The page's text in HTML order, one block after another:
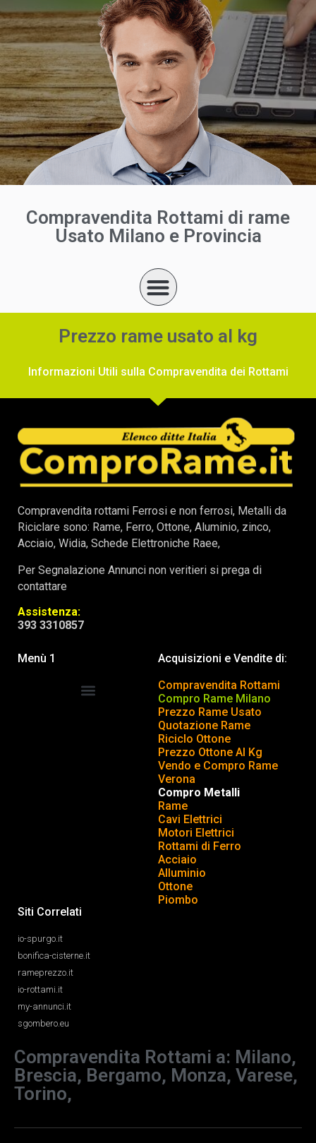
Compravendita Rottami di rame
Usato Milano e Provincia
Prezzo rame usato al kg
Informazioni Utili sulla Compravendita dei Rottami
Compravendita rottami Ferrosi e non ferrosi, Metalli da
Riciclare sono: Rame, Ferro, Ottone, Aluminio, zinco,
Acciaio, Widia, Schede Elettroniche Raee,
Per Segnalazione Annunci non veritieri si prega di
contattare
Assistenza:
393 3310857
Menù 1
Acquisizioni e Vendite di:
Compravendita Rottami
Compro Rame Milano
Prezzo Rame Usato
Quotazione Rame
Riciclo Ottone
Prezzo Ottone Al Kg
Vendo e Compro Rame
Verona
Compro Metalli
Rame
Cavi Elettrici
Motori Elettrici
Rottami di Ferro
Acciaio
Alluminio
Ottone
Piombo
Siti Correlati
io-spurgo.it
bonifica-cisterne.it
rameprezzo.it
io-rottami.it
my-annunci.it
sgombero.eu
Compravendita Rottami a: Milano,
Brescia, Bergamo, Monza, Varese,
Torino,